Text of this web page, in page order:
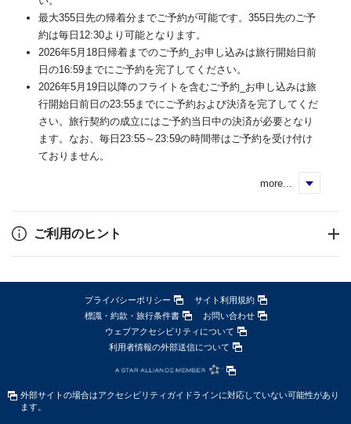
最大355日先の帰着分までご予約が可能です。355日先のご予
約は毎日12:30より可能となります。
2026年5月18日帰着までのご予約_お申し込みは旅行開始日前
日の16:59までにご予約を完了してください。
2026年5月19日以降のフライトを含むご予約_お申し込みは旅
行開始日前日の23:55までにご予約および決済を完了してくだ
さい。旅行契約の成立にはご予約当日中の決済が必要となり
ます。なお、毎日23:55～23:59の時間帯はご予約を受け付け
ておりません。
more...
く
ご利用のヒント
プライバシーポリシー
サイト利用規約
標識・約款・旅行条件書
お問い合わせ
ウェブアクセシビリティについて
利用者情報の外部送信について
外部サイトの場合はアクセシビリティガイドラインに対応していない可能性があり
ます。